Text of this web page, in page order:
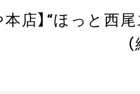
本店】“ほっと